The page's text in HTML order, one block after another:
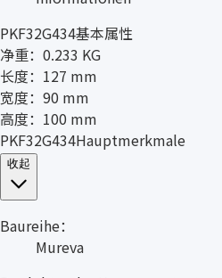
PKF32G434基本属性
净重：0.233 KG
长度：127 mm
宽度：90 mm
高度：100 mm
PKF32G434Hauptmerkmale
收起
Baureihe：
Mureva